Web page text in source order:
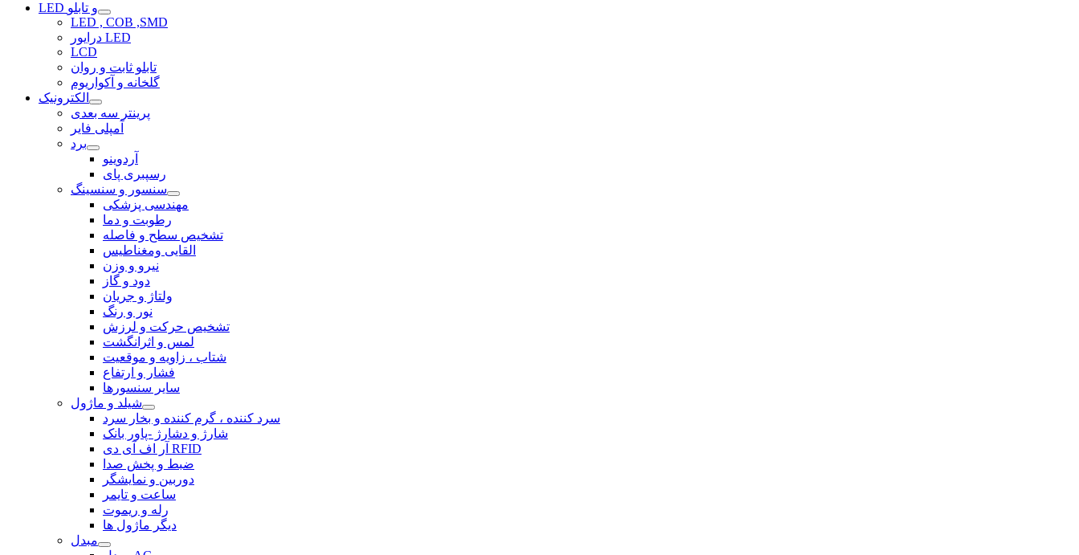
LED و تابلو
LED , COB ,SMD
درایور LED
LCD
تابلو ثابت و روان
گلخانه و آکواریوم
الکترونیک
پرینتر سه بعدی
آمپلی فایر
برد
آردوینو
رسپبری پای
سنسور و سنسینگ
مهندسی پزشکی
رطوبت و دما
تشخیص سطح و فاصله
القایی ومغناطیس
نیرو و وزن
دود و گاز
ولتاژ و جریان
نور و رنگ
تشخیص حرکت و لرزش
لمس و اثرانگشت
شتاب ، زاویه و موقعیت
فشار و ارتفاع
سایر سنسورها
شیلد و ماژول
سرد کننده ، گرم کننده و بخار سرد
شارژ و دشارژ -پاور بانک
آر اف آی دی RFID
ضبط و پخش صدا
دوربین و نمایشگر
ساعت و تایمر
رله و ریموت
دیگر ماژول ها
مبدل